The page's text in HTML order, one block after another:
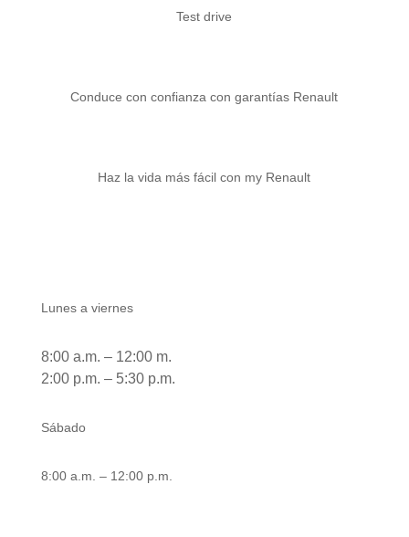
Test drive
Conduce con confianza con garantías Renault
Haz la vida más fácil con my Renault
Lunes a viernes
8:00 a.m. – 12:00 m.
2:00 p.m. – 5:30 p.m.
Sábado
8:00 a.m. – 12:00 p.m.